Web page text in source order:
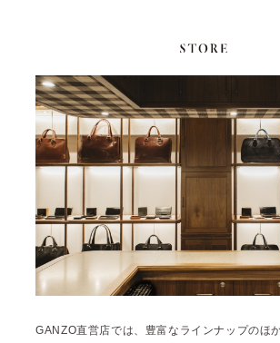
GANZO直営店では、豊富なラインナップのほ